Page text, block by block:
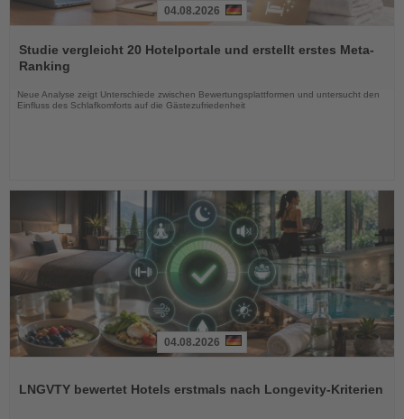
Sie
die
Nachrichten
04.08.2026
Studie vergleicht 20 Hotelportale und erstellt erstes Meta-
Ranking
Neue Analyse zeigt Unterschiede zwischen Bewertungsplattformen und untersucht den
Einfluss des Schlafkomforts auf die Gästezufriedenheit
die
04.08.2026
LNGVTY bewertet Hotels erstmals nach Longevity-Kriterien